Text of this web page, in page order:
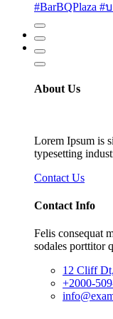
#BarBQPlaza
About Us
Lorem Ipsum is
typesetting
Contact Us
Contact Info
Felis consequat
sodales porttitor
12 Cliff
+2000-